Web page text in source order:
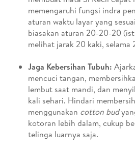
memengaruhi fungsi indra
aturan waktu layar yang
biasakan aturan 20-20-20
melihat jarak 20 kaki, selama
Jaga Kebersihan Tubuh:
mencuci tangan,
lembut saat mandi, dan
kali sehari. Hindari
menggunakan cotton bud
kotoran lebih dalam, cukup
telinga luarnya saja.